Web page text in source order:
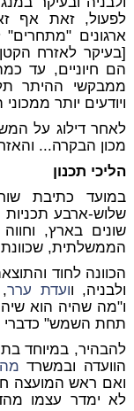
לפעול, זאת אף
ארגונים
[בעיקר לאזרח
הם חיוניים, עד
ממבקשי ההיתר
ויודעים יותר
לאחר דילוג על
מכון הבקרה...
הליכי תכנון
במועד כתיבת
שלוש-ארבע תכניות
שונים בארץ,
הממשלתית,
הכוונה לחוד
ולבניה, וועדת ערר,
ו"מה שהיה הוא
תחת השמש" כדברי
להבהיר, במיוחד
הוועדה ובמשרד
ואם ראש המועצה
לא ימדר עצמו